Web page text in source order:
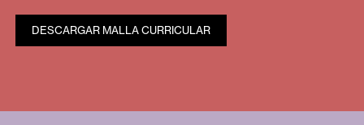
DESCARGAR MALLA CURRICULAR